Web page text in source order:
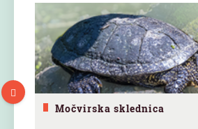
Močvirska sklednica